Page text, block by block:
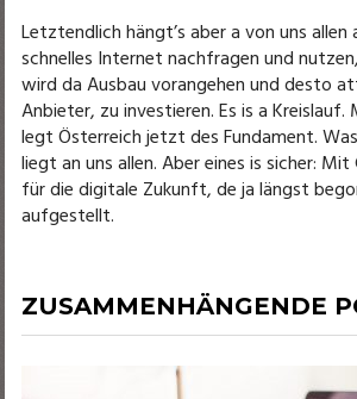
Letztendlich hängt’s aber a von uns allen
schnelles Internet nachfragen und
wird da Ausbau vorangehen und desto
Anbieter, zu investieren. Es is a
legt Österreich jetzt des Fundament.
liegt an uns allen. Aber eines is sicher:
für die digitale Zukunft, de ja längst
aufgestellt.
ZUSAMMENHÄNGENDE